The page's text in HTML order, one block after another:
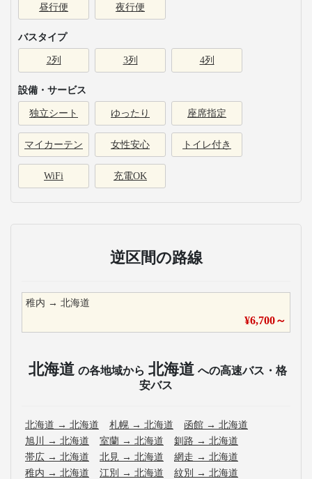
昼行便 夜行便
バスタイプ
2列 3列 4列
設備・サービス
独立シート ゆったり 座席指定
マイカーテン 女性安心 トイレ付き
WiFi 充電OK
逆区間の路線
稚内 → 北海道
¥6,700～
北海道 の各地域から 北海道 への高速バス・格
安バス
北海道 → 北海道 札幌 → 北海道 函館 → 北海道
旭川
→ 北海道 室蘭 → 北海道 釧路 → 北海道
帯広 → 北海道 北見 → 北海道 網走 → 北海道
稚内 → 北海道 江別 → 北海道 紋別 → 北海道